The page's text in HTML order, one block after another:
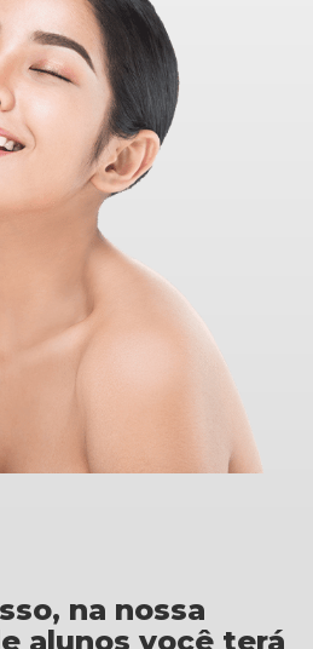
na nossa
alunos você terá